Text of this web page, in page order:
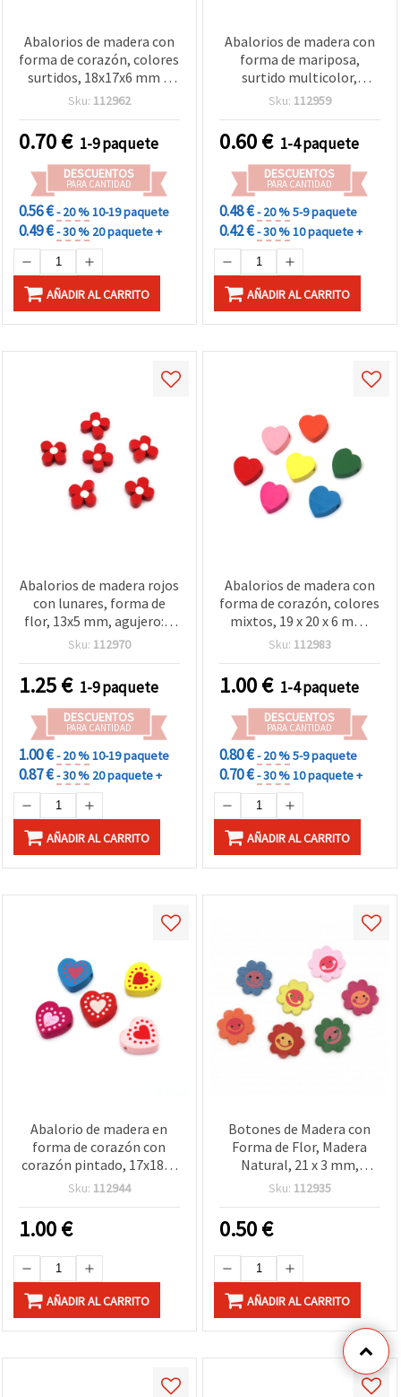
Abalorios de madera con
forma de corazón, colores
surtidos, 18x17x6 mm –
Perfectos para bisutería y
DIY, agujero de 2 mm,
pack de 10 uds.
Sku: 112962
0.70€ 1-9 paquete
DESCUENTOS
PARA CANTIDAD
0.56 €- 20 %10-19 paquete
0.49 €- 30 % 20 paquete +
AÑADIR AL CARRITO
Abalorios de madera con
forma de mariposa,
surtido multicolor,
20x15x5 mm, agujero: 2
Sku: 112959
0.60€ 1-4 paquete
DESCUENTOS
PARA CANTIDAD
0.48 €- 20 %5-9 paquete
0.42 €- 30 %10 paquete +
AÑADIR AL CARRITO
Abalorios de madera rojos
con lunares, forma de
flor, 13x5 mm, agujero: 2
mm - 20 piezas
Sku: 112970
1.25€ 1-9 paquete
DESCUENTOS
PARA CANTIDAD
1.00 €- 20 %10-19 paquete
0.87 €- 30 % 20 paquete +
AÑADIR AL CARRITO
Abalorios de madera con
forma de corazón, colores
mixtos, 19 x 20 x 6 mm,
agujero de 2 mm, set de
decoración y proyectos de
manualidades
Sku: 112983
1.00€ 1-4 paquete
DESCUENTOS
PARA CANTIDAD
0.80 €- 20 %5-9 paquete
0.70 €- 30 %10 paquete +
AÑADIR AL CARRITO
Abalorio de madera en
forma de corazón con
corazón pintado, 17x18x6
mm, agujero 2 mm,
Sku: 112944
1.00€
AÑADIR AL CARRITO
Botones de Madera con
Forma de Flor, Madera
Natural, 21 x 3 mm,
Agujero 1 mm - 10 piezas
Sku: 112935
0.50€
AÑADIR AL CARRITO